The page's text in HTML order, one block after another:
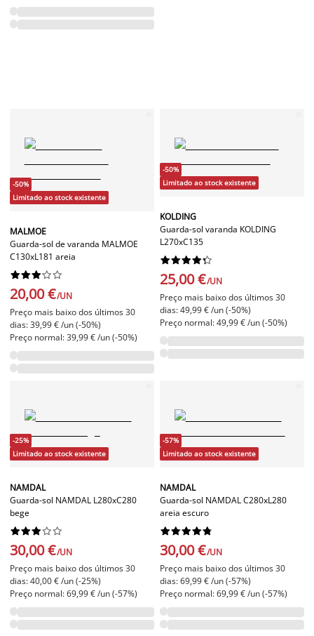
-50%
Limitado ao stock existente
MALMOE
Guarda-sol de varanda MALMOE
C130xL181 areia






20,00 €/UN
Preço mais baixo dos últimos 30
dias: 39,99 € /un (-50%)
Preço normal: 39,99 € /un (-50%)
-50%
Limitado ao stock existente
KOLDING
Guarda-sol varanda KOLDING
L270xC135






25,00 €/UN
Preço mais baixo dos últimos 30
dias: 49,99 € /un (-50%)
Preço normal: 49,99 € /un (-50%)
-25%
Limitado ao stock existente
NAMDAL
Guarda-sol NAMDAL L280xC280
bege






30,00 €/UN
Preço mais baixo dos últimos 30
dias: 40,00 € /un (-25%)
Preço normal: 69,99 € /un (-57%)
-57%
Limitado ao stock existente
NAMDAL
Guarda-sol NAMDAL C280xL280
areia escuro






30,00 €/UN
Preço mais baixo dos últimos 30
dias: 69,99 € /un (-57%)
Preço normal: 69,99 € /un (-57%)